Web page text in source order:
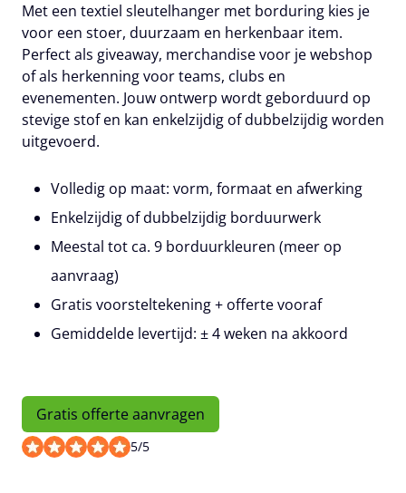
Met een textiel sleutelhanger met borduring kies je
voor een stoer, duurzaam en herkenbaar item.
Perfect als giveaway, merchandise voor je webshop
of als herkenning voor teams, clubs en
evenementen. Jouw ontwerp wordt geborduurd op
stevige stof en kan enkelzijdig of dubbelzijdigworden
uitgevoerd.
Volledig op maat: vorm, formaat en afwerking
Enkelzijdig of dubbelzijdig borduurwerk
Meestal tot ca. 9 borduurkleuren (meer op
aanvraag)
Gratis voorsteltekening + offerte vooraf
Gemiddelde levertijd: ± 4 weken na akkoord
Gratis offerte aanvragen
5/5